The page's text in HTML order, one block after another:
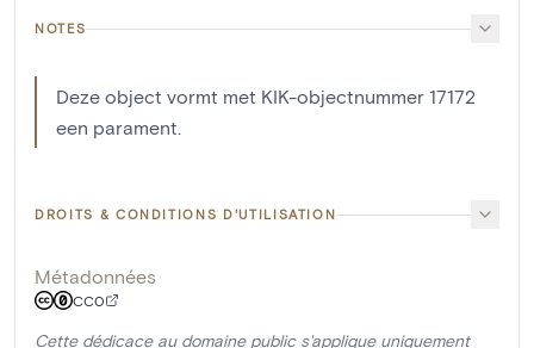
NOTES
Deze object vormt met KIK-objectnummer 17172
een parament.
DROITS & CONDITIONS D'UTILISATION
Métadonnées
CC0
Cette dédicace au domaine public s'applique uniquement